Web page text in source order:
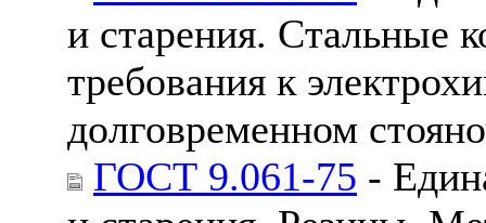
и старения. Стальные
требования к
долговременном
ГОСТ 9.061-75 -